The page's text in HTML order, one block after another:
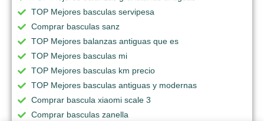
TOP Mejores basculas servipesa
Comprar basculas sanz
TOP Mejores balanzas antiguas que es
TOP Mejores basculas mi
TOP Mejores basculas km precio
TOP Mejores basculas antiguas y modernas
Comprar bascula xiaomi scale 3
Comprar basculas zanella